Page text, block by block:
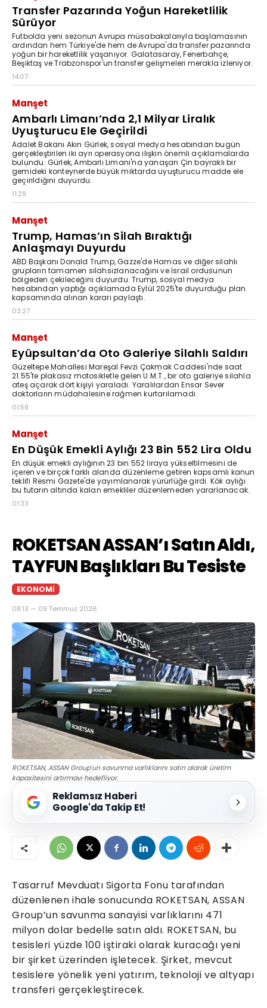
Transfer Pazarında Yoğun Hareketlilik
Sürüyor
Futbolda yeni sezonun Avrupa müsabakalarıyla başlamasının
ardından hem Türkiye'de hem de Avrupa'da transfer pazarında
yoğun bir hareketlilik yaşanıyor. Galatasaray, Fenerbahçe,
Beşiktaş ve Trabzonspor'un transfer gelişmeleri merakla izleniyor.
14:07
Manşet
Ambarlı Limanı’nda 2,1 Milyar Liralık
Uyuşturucu Ele Geçirildi
Adalet Bakanı Akın Gürlek, sosyal medya hesabından bugün
gerçekleştirilen iki ayrı operasyona ilişkin önemli açıklamalarda
bulundu. Gürlek, Ambarlı Limanı'na yanaşan Çin bayraklı bir
gemideki konteynerde büyük miktarda uyuşturucu madde ele
geçirildiğini duyurdu.
11:29
Manşet
Trump, Hamas’ın Silah Bıraktığı
Anlaşmayı Duyurdu
ABD Başkanı Donald Trump, Gazze'de Hamas ve diğer silahlı
grupların tamamen silahsızlanacağını ve İsrail ordusunun
bölgeden çekileceğini duyurdu. Trump, sosyal medya
hesabından yaptığı açıklamada Eylül 2025'te duyurduğu plan
kapsamında alınan kararı paylaştı.
03:27
Manşet
Eyüpsultan’da Oto Galeriye Silahlı Saldırı
Güzeltepe Mahallesi Mareşal Fevzi Çakmak Caddesi'nde saat
21.55'te plakasız motosikletle gelen U.M.T., bir oto galeriye silahla
ateş açarak dört kişiyi yaraladı. Yaralılardan Ensar Sever
doktorların müdahalesine rağmen kurtarılamadı.
01:58
Manşet
En Düşük Emekli Aylığı 23 Bin 552 Lira Oldu
En düşük emekli aylığının 23 bin 552 liraya yükseltilmesini de
içeren ve birçok farklı alanda düzenleme getiren kapsamlı kanun
teklifi Resmi Gazete'de yayımlanarak yürürlüğe girdi. Kök aylığı
bu tutarın altında kalan emekliler düzenlemeden yararlanacak.
01:33